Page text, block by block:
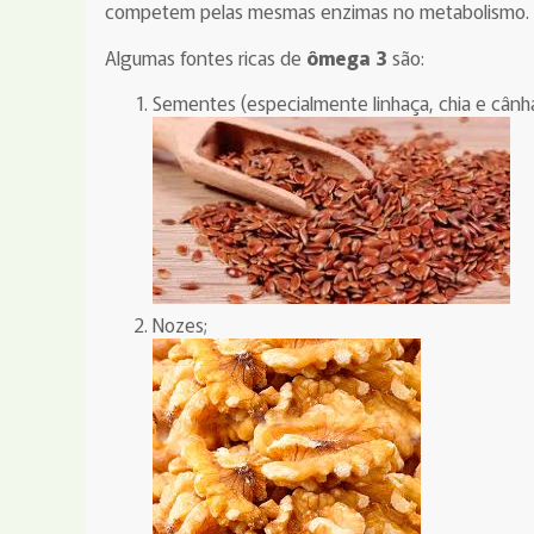
competem pelas mesmas enzimas no metabolismo.
Algumas fontes ricas de ômega 3 são:
Sementes (especialmente linhaça, chia e
Nozes;